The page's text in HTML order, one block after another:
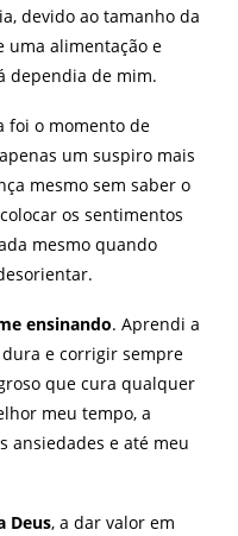
devido ao tamanho da
uma alimentação e
dependia de mim.
foi o momento de
um suspiro mais
mesmo sem saber o
os sentimentos
mesmo quando
ensinando. Aprendi a
e corrigir sempre
que cura qualquer
meu tempo, a
ansiedades e até meu
Deus, a dar valor em